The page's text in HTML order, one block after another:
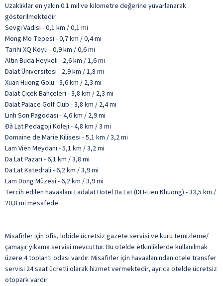
Uzaklıklar en yakın 0.1 mil ve kilometre değerine yuvarlanarak
gösterilmektedir.
Sevgi Vadisi - 0,1 km / 0,1 mi
Mong Mo Tepesi - 0,7 km / 0,4 mi
Tarihi XQ Köyü - 0,9 km / 0,6 mi
Altın Buda Heykeli - 2,6 km / 1,6 mi
Dalat Üniversitesi - 2,9 km / 1,8 mi
Xuan Huong Gölü - 3,6 km / 2,3 mi
Dalat Çiçek Bahçeleri - 3,8 km / 2,3 mi
Dalat Palace Golf Club - 3,8 km / 2,4 mi
Linh Son Pagodası - 4,6 km / 2,9 mi
Đà Lạt Pedagoji Koleji - 4,8 km / 3 mi
Domaine de Marie Kilisesi - 5,1 km / 3,2 mi
Lam Vien Meydanı - 5,1 km / 3,2 mi
Da Lat Pazarı - 6,1 km / 3,8 mi
Da Lat Katedrali - 6,2 km / 3,9 mi
Lam Dong Müzesi - 6,2 km / 3,9 mi
Tercih edilen havaalanı Ladalat Hotel Da Lat (DLI-Lien Khuong) - 33,5 km /
20,8 mi mesafede
Misafirler için ofis, lobide ücretsiz gazete servisi ve kuru temizleme/
çamaşır yıkama servisi mevcuttur. Bu otelde etkinliklerde kullanılmak
üzere 4 toplantı odası vardır. Misafirler için havaalanından otele transfer
servisi 24 saat ücretli olarak hizmet vermektedir, ayrıca otelde ücretsiz
otopark vardır.